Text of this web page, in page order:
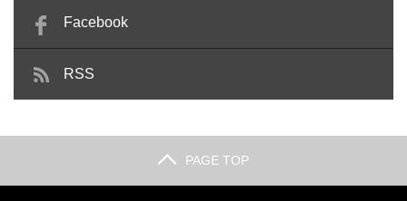
Facebook
RSS
PAGE TOP